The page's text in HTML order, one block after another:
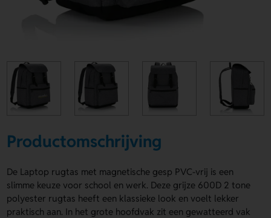
Productomschrijving
De Laptop rugtas met magnetische gesp PVC-vrij is een
slimme keuze voor school en werk. Deze grijze 600D 2 tone
polyester rugtas heeft een klassieke look en voelt lekker
praktisch aan. In het grote hoofdvak zit een gewatteerd vak